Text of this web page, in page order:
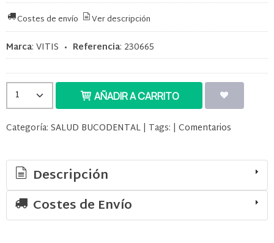
Costes de envío Ver descripción
Marca: VITIS • Referencia: 230665
AÑADIR A CARRITO
Categoría: SALUD BUCODENTAL | Tags: | Comentarios
Descripción
Costes de Envío